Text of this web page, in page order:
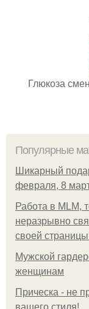
Глюкоза
Популярные
Шикарный
февраля, 8
Работа в MLM,
неразрывно
своей страницы
Мужской
женщинам
Прическа - не